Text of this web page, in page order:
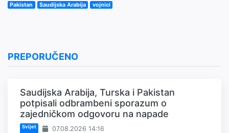
Pakistan Saudijska Arabija vojnici
PREPORUČENO
Saudijska Arabija, Turska i Pakistan
potpisali odbrambeni sporazum o
zajedničkom odgovoru na napade
Svijet 07.08.2026 14:16